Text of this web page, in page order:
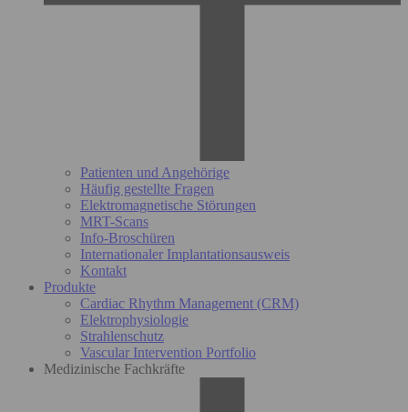
Patienten und Angehörige
Häufig gestellte Fragen
Elektromagnetische Störungen
MRT-Scans
Info-Broschüren
Internationaler Implantationsausweis
Kontakt
Produkte
Cardiac Rhythm Management (CRM)
Elektrophysiologie
Strahlenschutz
Vascular Intervention Portfolio
Medizinische Fachkräfte